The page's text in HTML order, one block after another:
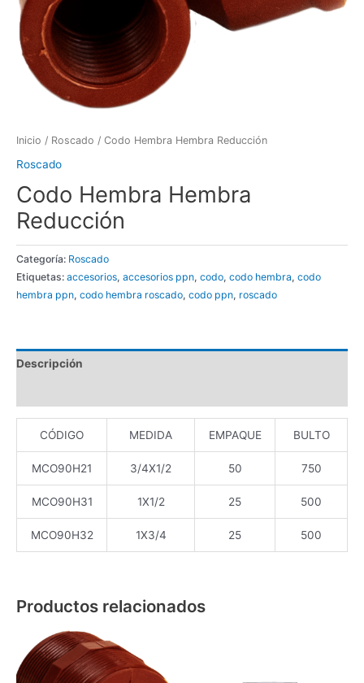
Inicio / Roscado / Codo Hembra Hembra Reducción
Roscado
Codo Hembra Hembra
Reducción
Categoría: Roscado
Etiquetas: accesorios, accesorios ppn, codo, codo hembra, codo
hembra ppn, codo hembra roscado, codo ppn, roscado
Descripción
CÓDIGO MEDIDA EMPAQUE BULTO
MCO90H21 3/4X1/2 50 750
MCO90H31 1X1/2 25 500
MCO90H32 1X3/4 25 500
Productos relacionados